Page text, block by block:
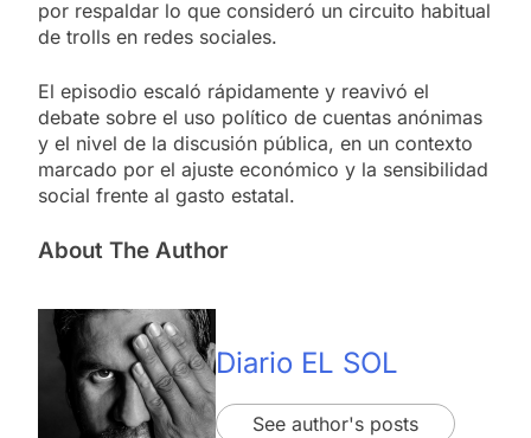
por respaldar lo que consideró un circuito habitual
de trolls en redes sociales.
El episodio escaló rápidamente y reavivó el
debate sobre el uso político de cuentas anónimas
y el nivel de la discusión pública, en un contexto
marcado por el ajuste económico y la sensibilidad
social frente al gasto estatal.
About The Author
Diario EL SOL
See author's posts